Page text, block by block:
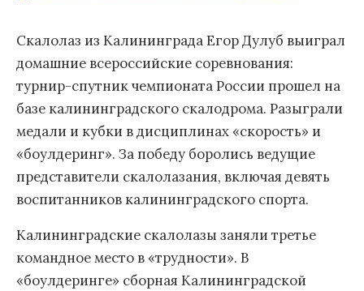
Скалолаз из Калининграда Егор Дулуб выиграл
домашние всероссийские соревнования:
турнир-спутник чемпионата России прошел на
базе калининградского скалодрома. Разыграли
медали и кубки в дисциплинах «скорость» и
«боулдеринг». За победу боролись ведущие
представители скалолазания, включая девять
воспитанников калининградского спорта.
Калининградские скалолазы заняли третье
командное место в «трудности». В
«боулдеринге» сборная Калининградской